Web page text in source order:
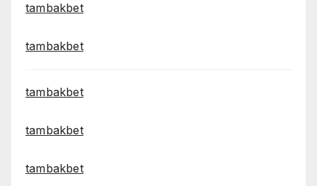
tambakbet
tambakbet
tambakbet
tambakbet
tambakbet